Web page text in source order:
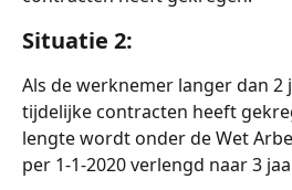
Situatie 2:
Als de werknemer langer dan 2
tijdelijke contracten heeft
lengte wordt onder de Wet
per 1-1-2020 verlengd naar 3